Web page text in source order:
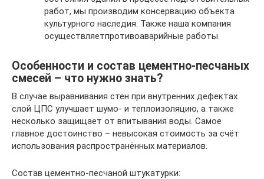
работ, мы производим консервацию объекта
культурного наследия. Также наша компания
осуществляетпротивоаварийные работы.
Особенности и состав цементно-песчаных
смесей – что нужно знать?
В случае выравнивания стен при внутренних дефектах
слой ЦПС улучшает шумо- и теплоизоляцию, а также
несколько защищает от впитывания воды. Самое
главное достоинство – невысокая стоимость за счёт
использования распространённых материалов.
Состав цементно-песчаной штукатурки: